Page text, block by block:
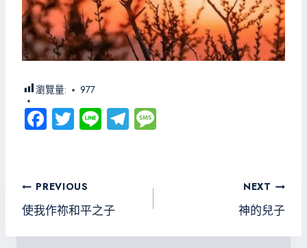
瀏覽量: 977
Fa
o
ok
T
er
Li Te
文
章
導
PREVIOUS
使我作祢和平之子
NEXT
神的兒子